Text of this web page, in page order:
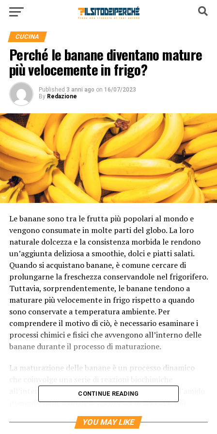
CUCINA
Perché le banane diventano mature
più velocemente in frigo?
Published 3 anni ago on 16/07/2023
By Redazione
Le banane sono tra le frutta più popolari al mondo e
vengono consumate in molte parti del globo. La loro
naturale dolcezza e la consistenza morbida le rendono
un’aggiunta deliziosa a smoothie, dolci e piatti salati.
Quando si acquistano banane, è comune cercare di
prolungarne la freschezza conservandole nel frigorifero.
Tuttavia, sorprendentemente, le banane tendono a
maturare più velocemente in frigo rispetto a quando
sono conservate a temperatura ambiente. Per
comprendere il motivo di ciò, è necessario esaminare i
processi chimici e fisici che avvengono all’interno delle
banane durante il processo di maturazione.
La maturazione delle banane è un processo dinamico
all’interno del frutto. Durante questo processo, l’amido
presente nelle banane si trasforma in zuccheri più
semplici, che conferiscono loro il sapore dolce
caratteristico. La velocità di maturazione delle banane è
CONTINUE READING
YOU MAY LIKE